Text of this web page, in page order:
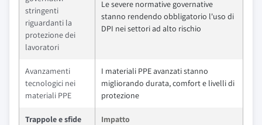
stringenti
riguardanti la
protezione dei
lavoratori
Le severe normative governative
stanno rendendo obbligatorio l'uso di
DPI nei settori ad alto rischio
Avanzamenti
tecnologici nei
materiali PPE
I materiali PPE avanzati stanno
migliorando durata, comfort e livelli di
protezione
Trappole e sfide Impatto